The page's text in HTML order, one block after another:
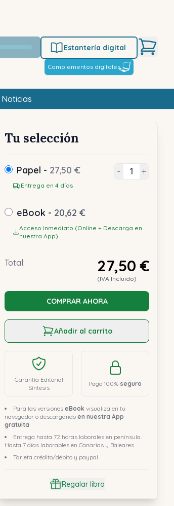
Estantería digital
Complementos digitales
Noticias
Tu selección
Papel - 27,50 €
Entrega en 4 días
- +
eBook - 20,62 €
Acceso inmediato (Online + Descarga en
nuestra App)
Total: 27,50 €
(IVA Incluido)
COMPRAR AHORA
Añadir al carrito
Garantía Editorial
Síntesis
Pago 100% seguro
Para las versiones eBook visualiza en tu
navegador o descargando en nuestra App
gratuita
Entrega hasta 72 horas laborales en península.
Hasta 7 días laborables en Canarias y Baleares
Tarjeta crédito/débito y paypal
Regalar libro